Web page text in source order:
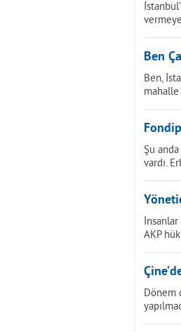
Ben
Ben,
mahalle
Fondip
Şu
vardı.
AKP
Dönem